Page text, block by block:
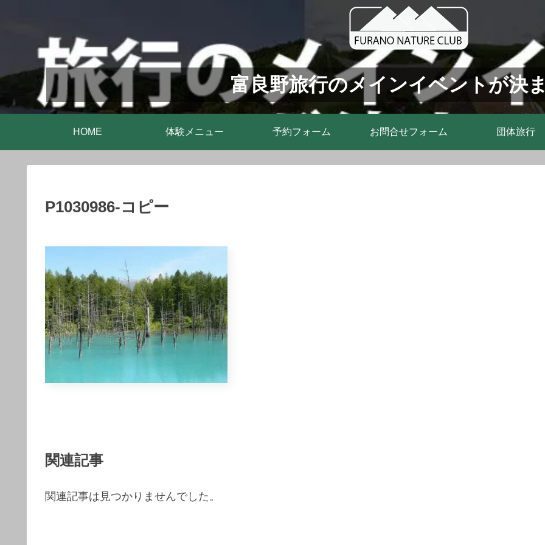
富良野旅行のメインイベントが決
HOME 体験メニュー 予約フォーム お問合せフォーム 団体旅行
P1030986-コピー
関連記事
関連記事は見つかりませんでした。